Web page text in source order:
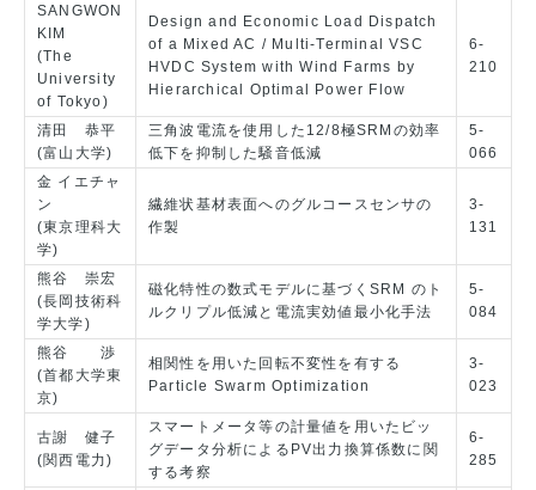
SANGWON
KIM
(The
University
of Tokyo)
Design and Economic Load Dispatch
of a Mixed AC / Multi-Terminal VSC
HVDC System with Wind Farms by
Hierarchical Optimal Power Flow
6-
210
清田 恭平
(富山大学)
三角波電流を使用した12/8極SRMの効率
低下を抑制した騒音低減
5-
066
金 イエチャ
ン
(東京理科大
学)
繊維状基材表面へのグルコースセンサの
作製
3-
131
熊谷 崇宏
(長岡技術科
学大学)
磁化特性の数式モデルに基づくSRM のト
ルクリプル低減と電流実効値最小化手法
5-
084
熊谷 渉
(首都大学東
京)
相関性を用いた回転不変性を有する
Particle Swarm Optimization
3-
023
古謝 健子
(関西電力)
スマートメータ等の計量値を用いたビッ
グデータ分析によるPV出力換算係数に関
する考察
6-
285